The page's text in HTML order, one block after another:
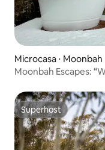
Microcasa ⋅ Moonbah
Moonbah Escapes:
Superhost
Superhost